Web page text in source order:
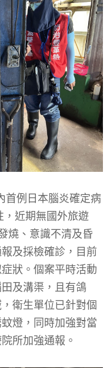
首例日本腦炎確定病
近期無國外旅遊
燒、意識不清及昏
及採檢確診，目前
狀。個案平時活動
及溝渠，且有鴿
衛生單位已針對個
燈，同時加強對當
所加強通報。